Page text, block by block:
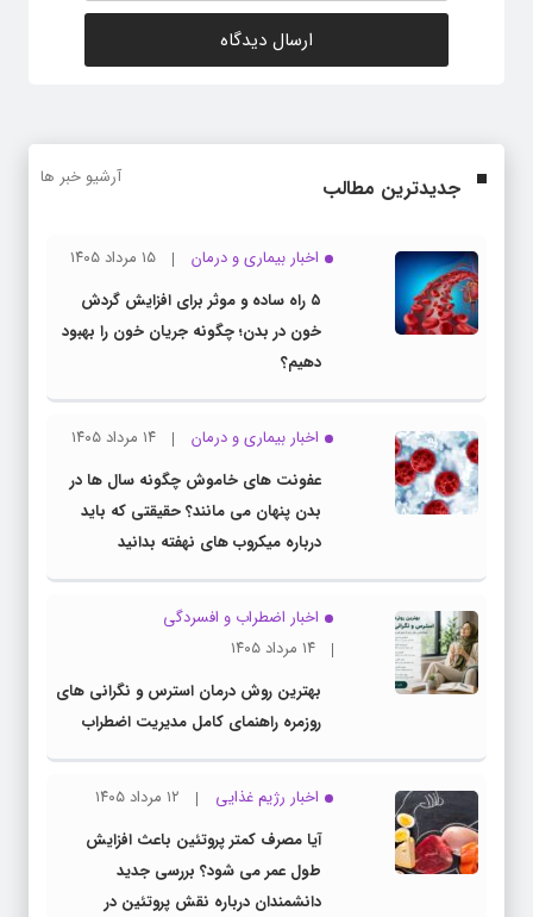
جدیدترین مطالب آرشیو خبر ها
اخبار بیماری و درمان
۱۵ مرداد ۱۴۰۵
۵ راه ساده و موثر برای افزایش گردش
خون در بدن؛ چگونه جریان خون را بهبود
دهیم؟
اخبار بیماری و درمان
۱۴ مرداد ۱۴۰۵
عفونت های خاموش چگونه سال ها در
بدن پنهان می مانند؟ حقیقتی که باید
درباره میکروب های نهفته بدانید
اخبار اضطراب و افسردگی
۱۴ مرداد ۱۴۰۵
بهترین روش درمان استرس و نگرانی های
روزمره راهنمای کامل مدیریت اضطراب
اخبار رژیم غذایی
۱۲ مرداد ۱۴۰۵
آیا مصرف کمتر پروتئین باعث افزایش
طول عمر می شود؟ بررسی جدید
دانشمندان درباره نقش پروتئین در